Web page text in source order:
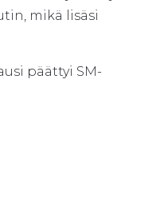
mikä lisäsi
päättyi SM-